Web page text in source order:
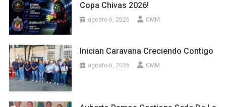
Copa Chivas 2026!
agosto 6, 2026 CMM
Inician Caravana Creciendo Contigo
agosto 6, 2026 CMM